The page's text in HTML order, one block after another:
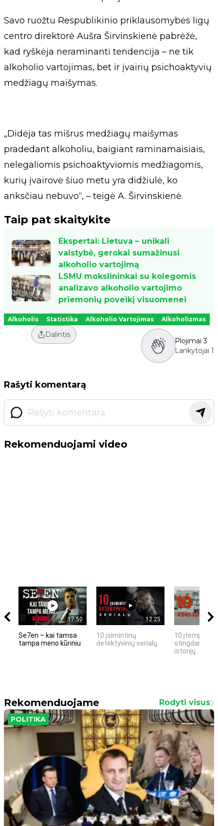
Savo ruožtu Respublikinio priklausomybės ligų
centro direktorė Aušra Širvinskienė pabrėžė,
kad ryškėja neraminanti tendencija – ne tik
alkoholio vartojimas, bet ir įvairių psichoaktyvių
medžiagų maišymas.
„Didėja tas mišrus medžiagų maišymas
pradedant alkoholiu, baigiant raminamaisiais,
nelegaliomis psichoaktyviomis medžiagomis,
kurių įvairovė šiuo metu yra didžiulė, ko
anksčiau nebuvo“, – teigė A. Širvinskienė.
Taip pat skaitykite
Ekspertai: Lietuva – unikali
valstybė, gerokai sumažinusi
alkoholio vartojimą
LSMU mokslininkai su kolegomis
analizavo alkoholio vartojimo
priemonių poveikį visuomenei
Alkoholis Statistika Alkoholio Vartojimas Alkoholizmas
Dalintis
Plojimai 3
Lankytojai 1
Rašyti komentarą
Rekomenduojami video
17:50
Se7en – kai tamsa
tampa meno kūriniu
12:25
10 įsimintinų
detektyvinių serialų
10 įtemptų,
stingdančių
istorijų
Rekomenduojame Rodyti visus
POLITIKA